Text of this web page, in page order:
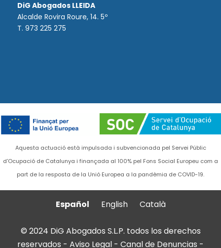
DiG Abogados LLEIDA
Alcalde Rovira Roure, 14. 5º
T. 973 225 275
Aquesta actuació està impulsada i subvencionada pel Servei Públic
d'Ocupació de Catalunya i finançada al 100% pel Fons Social Europeu com a
part de la resposta de la Unió Europea a la pandèmia de COVID-19.
Español English Català
© 2024 DiG Abogados S.L.P. todos los derechos
reservados - Aviso Legal - Canal de Denuncias -